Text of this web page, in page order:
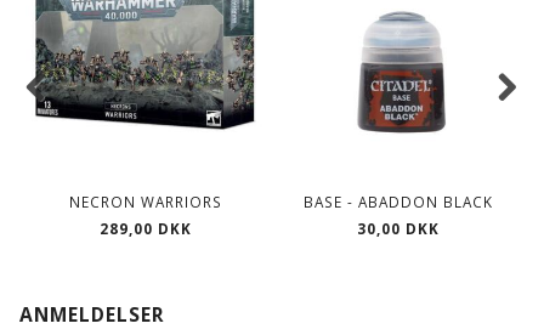
NECRON WARRIORS
289,00 DKK
BASE - ABADDON BLACK
30,00 DKK
ANMELDELSER